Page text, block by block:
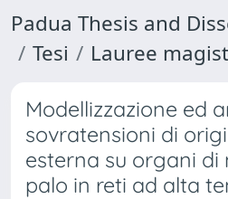
Padua Thesis and
Tesi
Lauree
Modellizzazione ed
sovratensioni di
esterna su organi di
palo in reti ad alta